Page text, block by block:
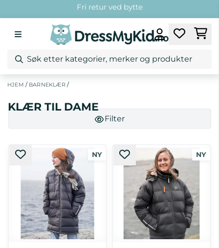
Fri frakt over 1299,-*
Kundeklubb
HJEM / BARNEKLÆR /
KLÆR TIL DAME
Filter